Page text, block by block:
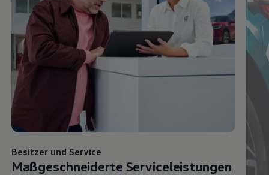
Besitzer und Service
Maßgeschneiderte Serviceleistungen
für Ihr Auto